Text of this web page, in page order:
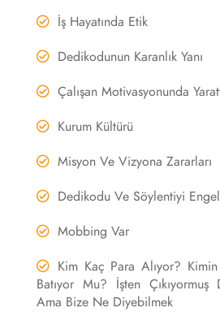
İş Hayatında Etik
Dedikodunun Karanlık Yanı
Çalışan Motivasyonunda
Kurum Kültürü
Misyon Ve Vizyona Zararları
Dedikodu Ve Söylentiyi
Mobbing Var
Kim Kaç Para Alıyor?
Batıyor Mu? İşten
Ama Bize Ne Diyebilmek